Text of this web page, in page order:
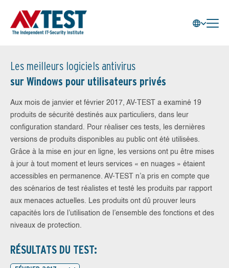
Les meilleurs logiciels antivirus
sur Windows pour utilisateurs privés
Aux mois de janvier et février 2017, AV-TEST a examiné 19
produits de sécurité destinés aux particuliers, dans leur
configuration standard. Pour réaliser ces tests, les dernières
versions de produits disponibles au public ont été utilisées.
Grâce à la mise en jour en ligne, les versions ont pu être mises
à jour à tout moment et leurs services « en nuages » étaient
accessibles en permanence. AV-TEST n’a pris en compte que
des scénarios de test réalistes et testé les produits par rapport
aux menaces actuelles. Les produits ont dû prouver leurs
capacités lors de l’utilisation de l’ensemble des fonctions et des
niveaux de protection.
RÉSULTATS DU TEST: